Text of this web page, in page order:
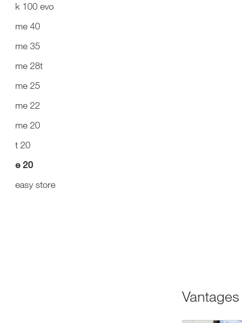
k 100 evo
me 40
me 35
me 28t
me 25
me 22
me 20
t 20
e 20
easy store
Vantages